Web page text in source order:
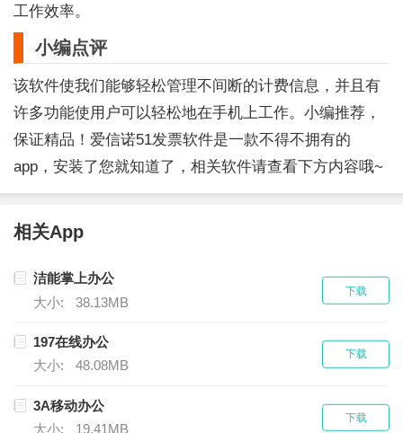
工作效率。
小编点评
该软件使我们能够轻松管理不间断的计费信息，并且有
许多功能使用户可以轻松地在手机上工作。小编推荐，
保证精品！爱信诺51发票软件是一款不得不拥有的
app，安装了您就知道了，相关软件请查看下方内容哦~
相关App
洁能掌上办公
大小:
38.13MB
下载
197在线办公
大小:
48.08MB
下载
3A移动办公
大小:
19.41MB
下载